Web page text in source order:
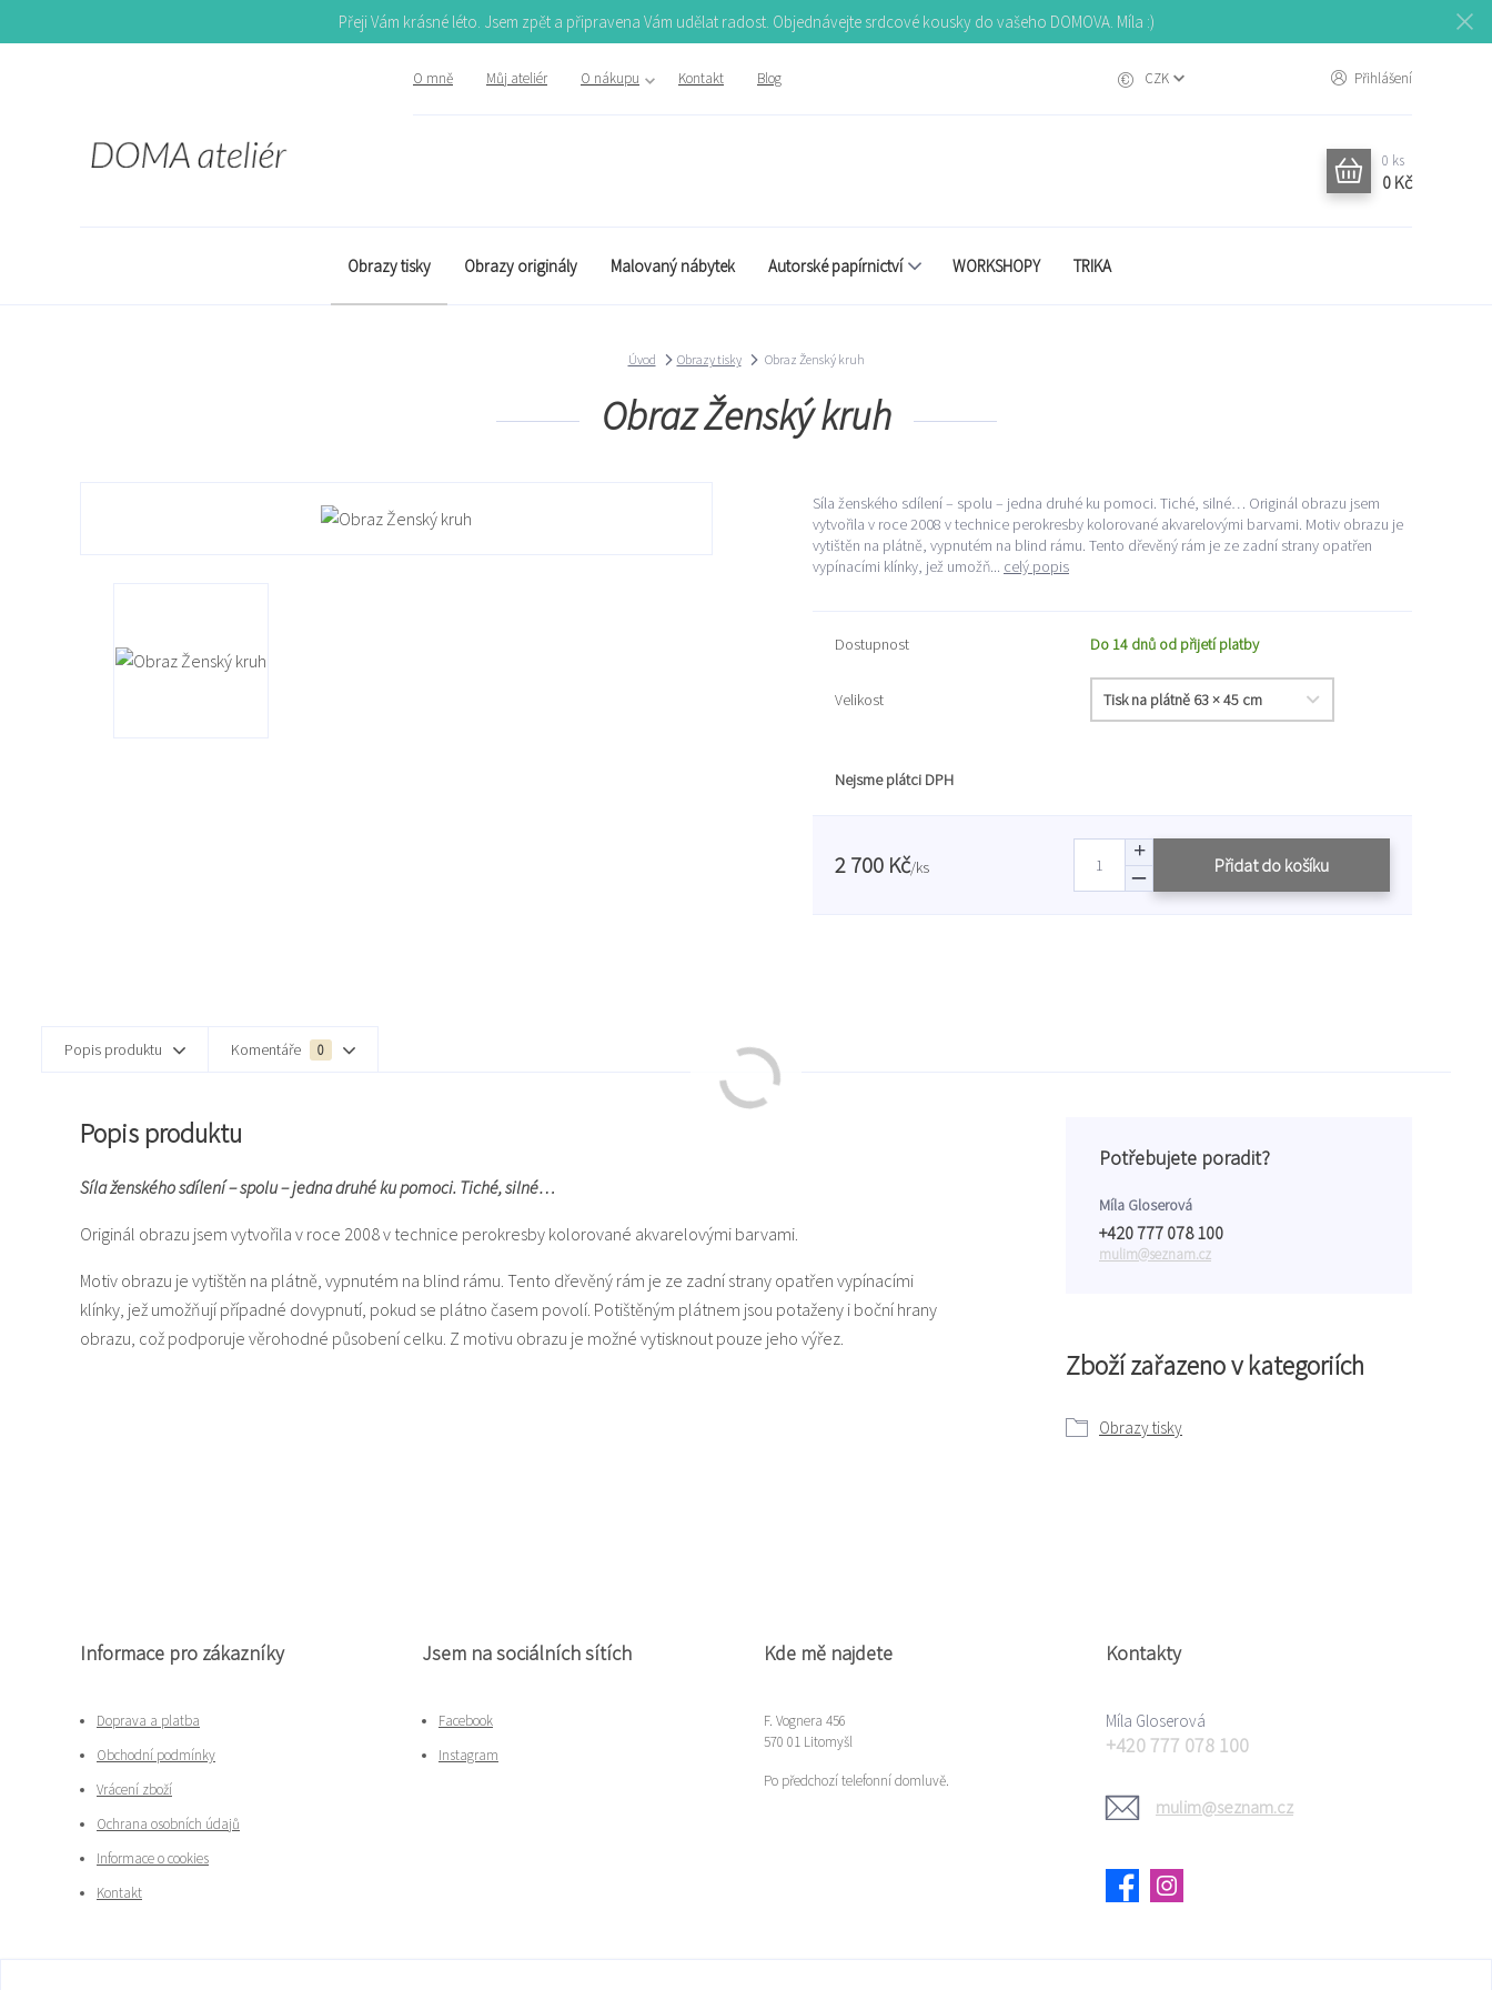
Přeji Vám krásné léto. Jsem zpět a připravena Vám udělat radost. Objednávejte srdcové kousky do vašeho DOMOVA. Míla :)
O mně Můj ateliér O nákupu Kontakt Blog CZK Přihlášení
0 ks
0 Kč
Obrazy tisky Obrazy originály Malovaný nábytek Autorské papírnictví WORKSHOPY TRIKA
Úvod Obrazy tisky Obraz Ženský kruh
Obraz Ženský kruh
Síla ženského sdílení – spolu – jedna druhé ku pomoci. Tiché, silné… Originál obrazu jsem
vytvořila v roce 2008 v technice perokresby kolorované akvarelovými barvami. Motiv obrazu je
vytištěn na plátně, vypnutém na blind rámu. Tento dřevěný rám je ze zadní strany opatřen
vypínacími klínky, jež umožň... celý popis
Dostupnost Do 14 dnů od přijetí platby
Velikost
Nejsme plátci DPH
2 700 Kč/ks Přidat do košíku
Popis produktu Komentáře 0
Popis produktu
Síla ženského sdílení – spolu – jedna druhé ku pomoci. Tiché, silné…
Originál obrazu jsem vytvořila v roce 2008 v technice perokresby kolorované akvarelovými barvami.
Motiv obrazu je vytištěn na plátně, vypnutém na blind rámu. Tento dřevěný rám je ze zadní strany opatřen vypínacími
klínky, jež umožňují případné dovypnutí, pokud se plátno časem povolí. Potištěným plátnem jsou potaženy i boční hrany
obrazu, což podporuje věrohodné působení celku. Z motivu obrazu je možné vytisknout pouze jeho výřez.
Zboží zařazeno v kategoriích
Obrazy tisky
Potřebujete poradit?
Míla Gloserová
+420 777 078 100
mulim@seznam.cz
Informace pro zákazníky
Doprava a platba
Obchodní podmínky
Vrácení zboží
Ochrana osobních údajů
Informace o cookies
Kontakt
Jsem na sociálních sítích
Facebook
Instagram
Kde mě najdete
F. Vognera 456
570 01 Litomyšl
Po předchozí telefonní domluvě.
Kontakty
Míla Gloserová
+420 777 078 100
mulim@seznam.cz